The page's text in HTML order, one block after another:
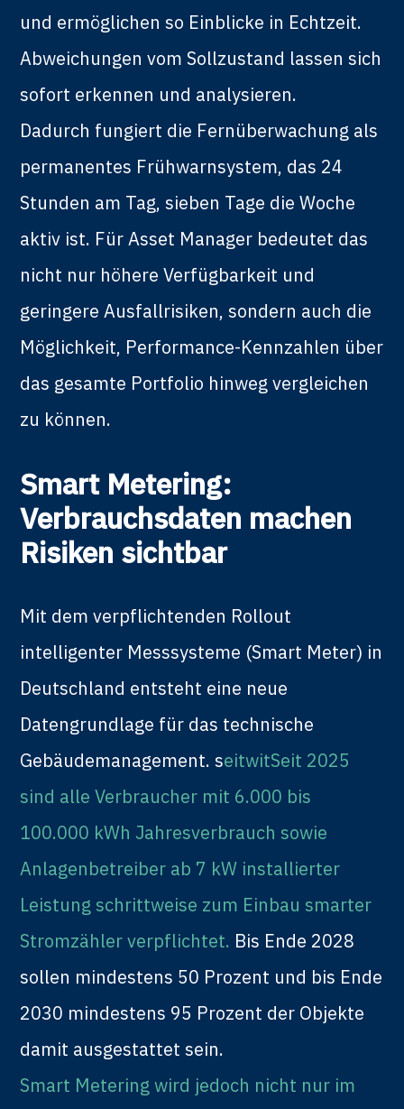
und ermöglichen so Einblicke in Echtzeit.
Abweichungen vom Sollzustand lassen sich
sofort erkennen und analysieren.
Dadurch fungiert die Fernüberwachung als
permanentes Frühwarnsystem, das 24
Stunden am Tag, sieben Tage die Woche
aktiv ist. Für Asset Manager bedeutet das
nicht nur höhere Verfügbarkeit und
geringere Ausfallrisiken, sondern auch die
Möglichkeit, Performance-Kennzahlen über
das gesamte Portfolio hinweg vergleichen
zu können.
Smart Metering:
Verbrauchsdaten machen
Risiken sichtbar
Mit dem verpflichtenden Rollout
intelligenter Messsysteme (Smart Meter) in
Deutschland entsteht eine neue
Datengrundlage für das technische
Gebäudemanagement. seitwitSeit 2025
sind alle Verbraucher mit 6.000 bis
100.000 kWh Jahresverbrauch sowie
Anlagenbetreiber ab 7 kW installierter
Leistung schrittweise zum Einbau smarter
Stromzähler verpflichtet. Bis Ende 2028
sollen mindestens 50 Prozent und bis Ende
2030 mindestens 95 Prozent der Objekte
damit ausgestattet sein.
Smart Metering wird jedoch nicht nur im